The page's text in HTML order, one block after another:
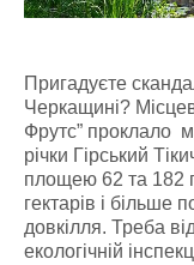
Пригадуєте
Черкащині?
Фрутс” проклало
річки Гірський
площею 62 та 182
гектарів і більше
довкілля. Треба
екологічній